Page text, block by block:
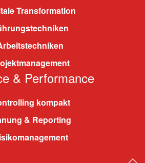
Transformation
& Performance
kompakt
& Reporting